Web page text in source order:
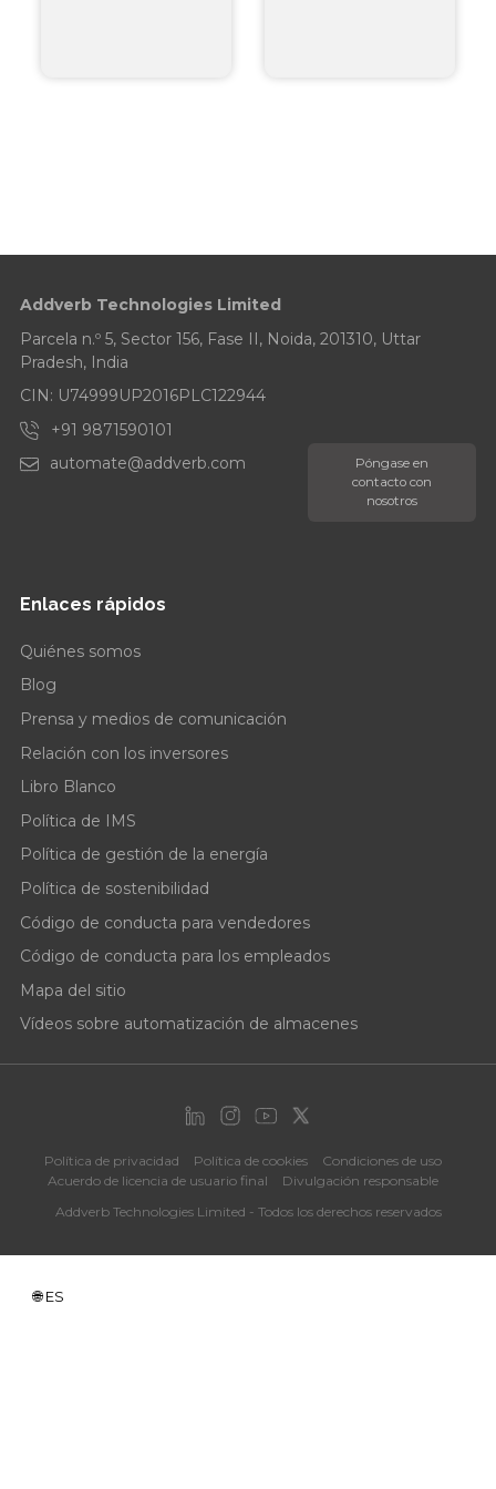
Addverb Technologies Limited
Parcela n.º 5, Sector 156, Fase II, Noida, 201310, Uttar
Pradesh, India
CIN: U74999UP2016PLC122944
+91 9871590101
automate@addverb.com
Póngase en
contacto con
nosotros
Enlaces rápidos
Quiénes somos
Blog
Prensa y medios de comunicación
Relación con los inversores
Libro Blanco
Política de IMS
Política de gestión de la energía
Política de sostenibilidad
Código de conducta para vendedores
Código de conducta para los empleados
Mapa del sitio
Vídeos sobre automatización de almacenes
Política de privacidad Política de cookies
Condiciones de uso
Acuerdo de licencia de usuario final
Divulgación responsable
Addverb Technologies Limited - Todos los derechos reservados
ES